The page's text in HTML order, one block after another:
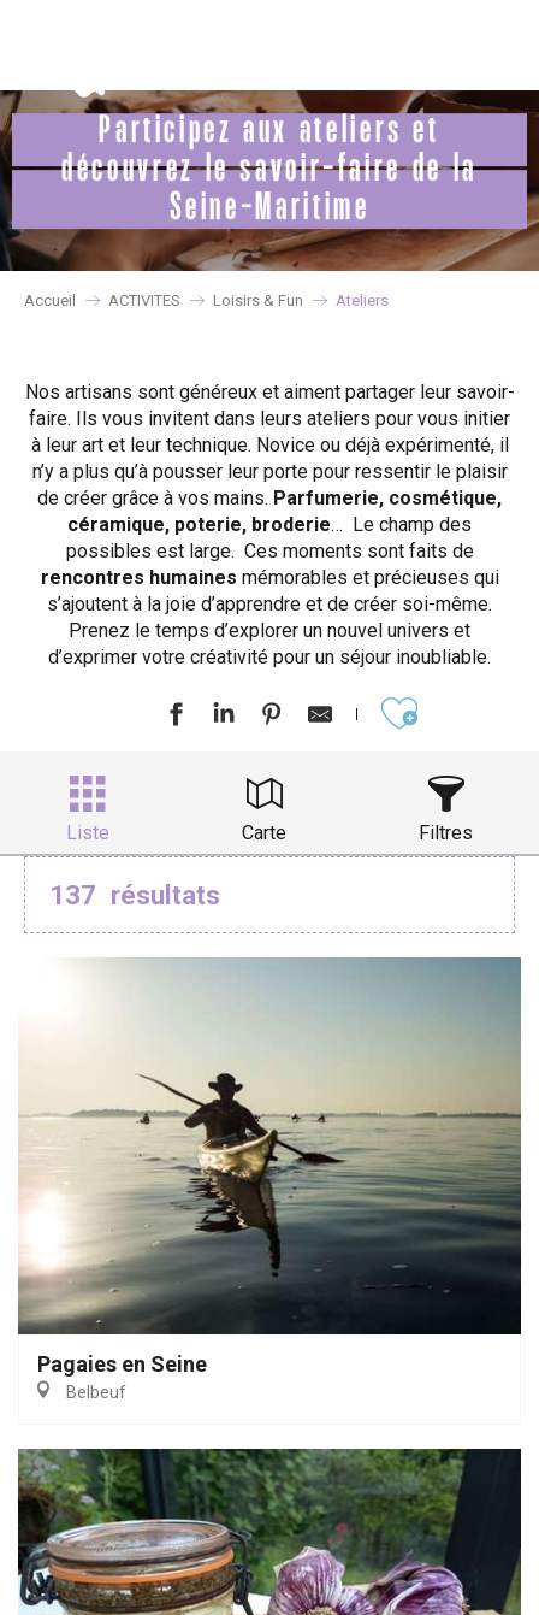
principal
Participez aux ateliers et
découvrez le savoir-faire de la
Seine-Maritime
Accueil ACTIVITES Loisirs & Fun Ateliers
Nos artisans sont généreux et aiment partager leur savoir-
faire. Ils vous invitent dans leurs ateliers pour vous initier
à leur art et leur technique. Novice ou déjà expérimenté, il
n’y a plus qu’à pousser leur porte pour ressentir le plaisir
de créer grâce à vos mains. Parfumerie, cosmétique,
céramique, poterie, broderie… Le champ des
possibles est large. Ces moments sont faits de
rencontres humaines mémorables et précieuses qui
s’ajoutent à la joie d’apprendre et de créer soi-même.
Prenez le temps d’explorer un nouvel univers et
d’exprimer votre créativité pour un séjour inoubliable.
Liste Carte Filtres
137 résultats
Pagaies en Seine
Belbeuf